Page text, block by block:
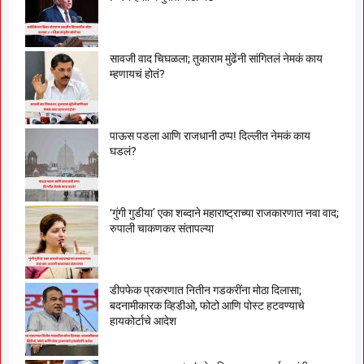
सावजी वाद चिघळला; तुकाराम मुंढेंनी सांगितलं नेमकं काय
म्हणायचं होतं?
पाऊस पडला आणि राजधानी ठप्प! दिल्लीत नेमकं काय
घडलं?
‘गुंगी गुडीया’ एका शब्दाने महाराष्ट्राच्या राजकारणात नवा वाद;
रुपाली चाकणकर संतापल्या
डीपफेक प्रकरणात नितीन गडकरींना मोठा दिलासा;
बदनामीकारक व्हिडीओ, फोटो आणि पोस्ट हटवण्याचे
हायकोर्टाचे आदेश